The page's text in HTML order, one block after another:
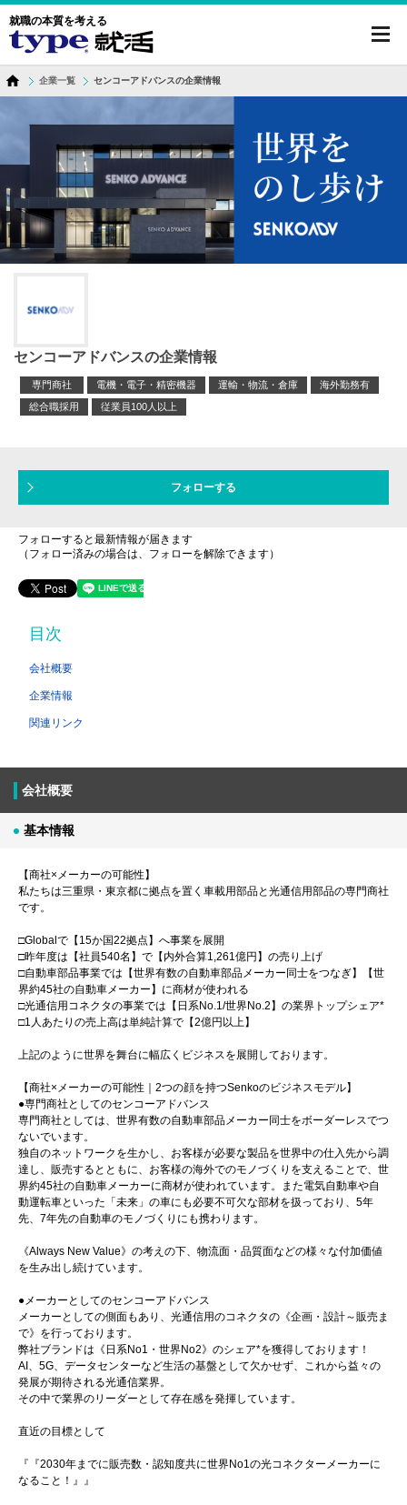
就職の本質を考える
企業一覧 センコーアドバンスの企業情報
センコーアドバンスの企業情報
専門商社 電機・電子・精密機器 運輸・物流・倉庫
海外勤務有
総合職採用
従業員100人以上
フォローする
フォローすると最新情報が届きます
（フォロー済みの場合は、フォローを解除できます）
目次
会社概要
企業情報
関連リンク
会社概要
基本情報
【商社×メーカーの可能性】
私たちは三重県・東京都に拠点を置く車載用部品と光通信用部品の専門商社
です。
□Globalで【15か国22拠点】へ事業を展開
□昨年度は【社員540名】で【内外合算1,261億円】の売り上げ
□自動車部品事業では【世界有数の自動車部品メーカー同士をつなぎ】【世
界約45社の自動車メーカー】に商材が使われる
□光通信用コネクタの事業では【日系No.1/世界No.2】の業界トップシェア*
□1人あたりの売上高は単純計算で【2億円以上】
上記のように世界を舞台に幅広くビジネスを展開しております。
【商社×メーカーの可能性｜2つの顔を持つSenkoのビジネスモデル】
●専門商社としてのセンコーアドバンス
専門商社としては、世界有数の自動車部品メーカー同士をボーダーレスでつ
ないでいます。
独自のネットワークを生かし、お客様が必要な製品を世界中の仕入先から調
達し、販売するとともに、お客様の海外でのモノづくりを支えることで、世
界約45社の自動車メーカーに商材が使われています。また電気自動車や自
動運転車といった「未来」の車にも必要不可欠な部材を扱っており、5年
先、7年先の自動車のモノづくりにも携わります。
《Always New Value》の考えの下、物流面・品質面などの様々な付加価値
を生み出し続けています。
●メーカーとしてのセンコーアドバンス
メーカーとしての側面もあり、光通信用のコネクタの《企画・設計～販売ま
で》を行っております。
弊社ブランドは《日系No1・世界No2》のシェア*を獲得しております！
AI、5G、データセンターなど生活の基盤として欠かせず、これから益々の
発展が期待される光通信業界。
その中で業界のリーダーとして存在感を発揮しています。
直近の目標として
『『2030年までに販売数・認知度共に世界No1の光コネクターメーカーに
なること！』』